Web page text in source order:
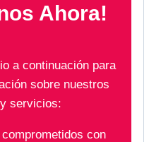
Ahora!
a continuación para
sobre nuestros
servicios:
con